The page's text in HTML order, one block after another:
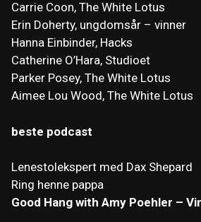
Carrie Coon, The White Lotus
Erin Doherty, ungdomsår – vinner
Hanna Einbinder, Hacks
Catherine O’Hara, Studioet
Parker Posey, The White Lotus
Aimee Lou Wood, The White Lotus
beste podcast
Lenestolekspert med Dax Shepard
Ring henne pappa
Good Hang with Amy Poehler –